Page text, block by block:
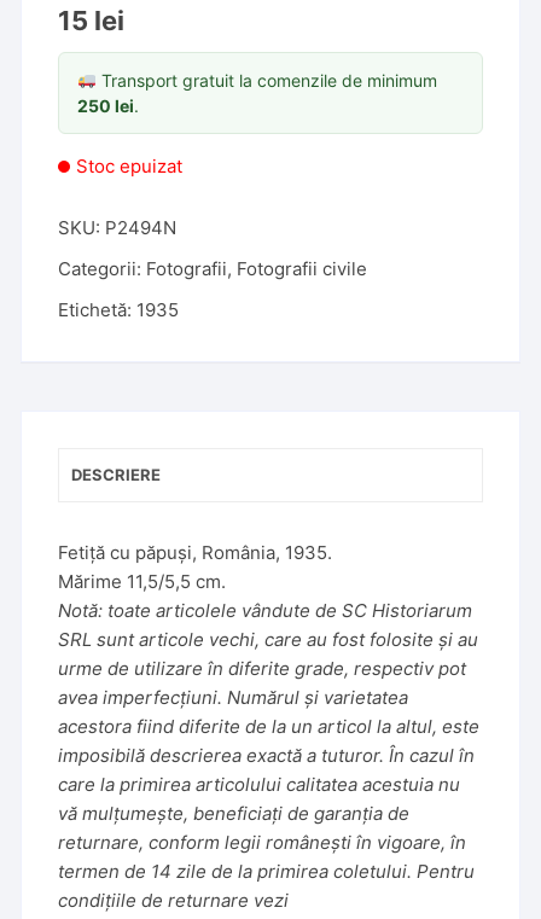
15 lei
Transport gratuit la comenzile de minimum
250lei.
Stoc epuizat
SKU: P2494N
Categorii: Fotografii, Fotografii civile
Etichetă: 1935
DESCRIERE
Fetiță cu păpuși, România, 1935.
Mărime 11,5/5,5 cm.
Notă: toate articolele vândute de SC Historiarum
SRL sunt articole vechi, care au fost folosite și au
urme de utilizare în diferite grade, respectiv pot
avea imperfecțiuni. Numărul și varietatea
acestora fiind diferite de la un articol la altul, este
imposibilă descrierea exactă a tuturor. În cazul în
care la primirea articolului calitatea acestuia nu
vă mulțumește, beneficiați de garanția de
returnare, conform legii românești în vigoare, în
termen de 14 zile de la primirea coletului. Pentru
condițiile de returnare vezi